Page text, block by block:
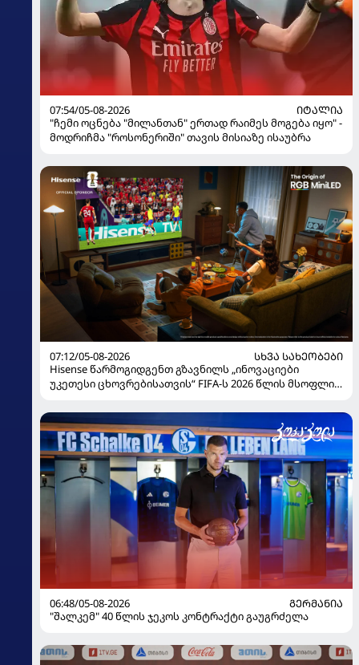
07:54/05-08-2026
ᲘᲢᲐᲚᲘᲐ
"ჩემი ოცნება "მილანთან" ერთად რაიმეს მოგება იყო" -
მოდრიჩმა "როსონერიში" თავის მისიაზე ისაუბრა
07:12/05-08-2026
ᲡᲮᲕᲐ ᲡᲐᲮᲔᲝᲑᲔᲑᲘ
Hisense წარმოგიდგენთ გზავნილს „ინოვაციები
უკეთესი ცხოვრებისათვის“ FIFA-ს 2026 წლის მსოფლიო
06:48/05-08-2026
ᲒᲔᲠᲛᲐᲜᲘᲐ
"შალკემ" 40 წლის ჯეკოს კონტრაქტი გაუგრძელა